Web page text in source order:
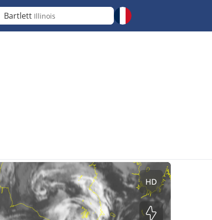
Bartlett Illinois